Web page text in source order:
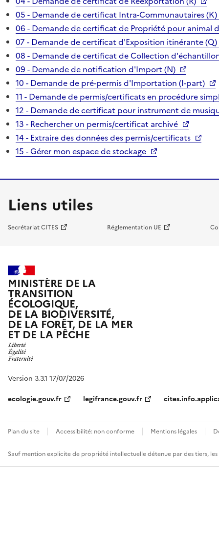
05 - Demande de certificat Intra-Communautaires (K)
06 - Demande de certificat de Propriété pour animal
07 - Demande de certificat d'Exposition itinérante (Q)
08 - Demande de certificat de Collection
09 - Demande de notification d'Import (N)
10 - Demande de pré-permis d'Importation (I-part)
11 - Demande de permis/certificats en procédure
12 - Demande de certificat pour instrument de
13 - Rechercher un permis/certificat archivé
14 - Extraire des données des permis/certificats
15 - Gérer mon espace de stockage
Liens utiles
Secrétariat CITES Réglementation UE
MINISTÈRE DE LA
TRANSITION
ÉCOLOGIQUE,
DE LA BIODIVERSITÉ,
DE LA FORÊT, DE LA MER
ET DE LA PÊCHE
Version 3.3.1 17/07/2026
ecologie.gouv.fr
legifrance.gouv.fr
Plan du site Accessibilité: non conforme Mentions légales
Sauf mention explicite de propriété intellectuelle détenue par des tiers,